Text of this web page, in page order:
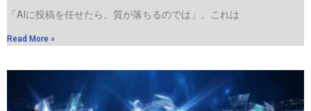
「AIに投稿を任せたら、質が落ちるのでは」。これは
Read More »